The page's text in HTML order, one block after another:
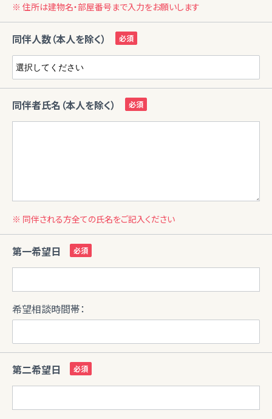
※ 住所は建物名・部屋番号まで入力をお願いします
同伴人数（本人を除く）
同伴者氏名（本人を除く）
※ 同伴される方全ての氏名をご記入ください
第一希望日
希望相談時間帯：
第二希望日